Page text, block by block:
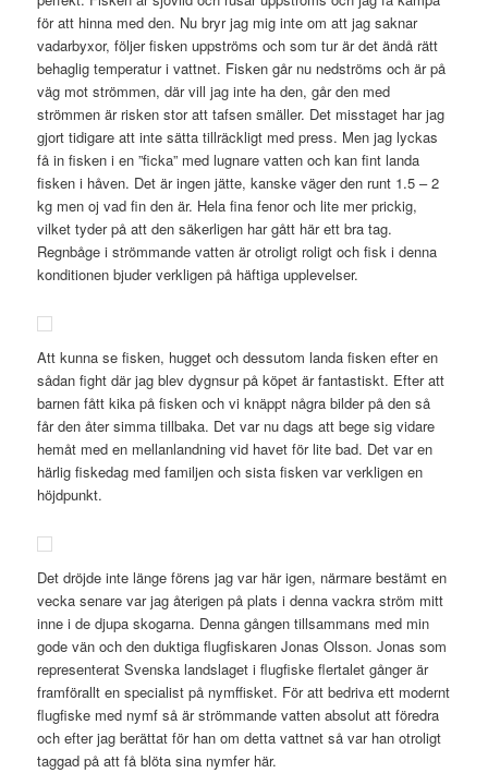
för att hinna med den. Nu bryr jag mig inte om att jag saknar
vadarbyxor, följer fisken uppströms och som tur är det ändå rätt
behaglig temperatur i vattnet. Fisken går nu nedströms och är på
väg mot strömmen, där vill jag inte ha den, går den med
strömmen är risken stor att tafsen smäller. Det misstaget har jag
gjort tidigare att inte sätta tillräckligt med press. Men jag lyckas
få in fisken i en ”ficka” med lugnare vatten och kan fint landa
fisken i håven. Det är ingen jätte, kanske väger den runt 1.5 – 2
kg men oj vad fin den är. Hela fina fenor och lite mer prickig,
vilket tyder på att den säkerligen har gått här ett bra tag.
Regnbåge i strömmande vatten är otroligt roligt och fisk i denna
konditionen bjuder verkligen på häftiga upplevelser.
Att kunna se fisken, hugget och dessutom landa fisken efter en
sådan fight där jag blev dygnsur på köpet är fantastiskt. Efter att
barnen fått kika på fisken och vi knäppt några bilder på den så
får den åter simma tillbaka. Det var nu dags att bege sig vidare
hemåt med en mellanlandning vid havet för lite bad. Det var en
härlig fiskedag med familjen och sista fisken var verkligen en
höjdpunkt.
Det dröjde inte länge förens jag var här igen, närmare bestämt en
vecka senare var jag återigen på plats i denna vackra ström mitt
inne i de djupa skogarna. Denna gången tillsammans med min
gode vän och den duktiga flugfiskaren Jonas Olsson. Jonas som
representerat Svenska landslaget i flugfiske flertalet gånger är
framförallt en specialist på nymffisket. För att bedriva ett modernt
flugfiske med nymf så är strömmande vatten absolut att föredra
och efter jag berättat för han om detta vattnet så var han otroligt
taggad på att få blöta sina nymfer här.